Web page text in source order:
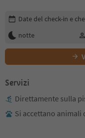
Modifica i dettagli della
Date del check-in e
notte
Servizi
Direttamente sulla
Si accettano animali